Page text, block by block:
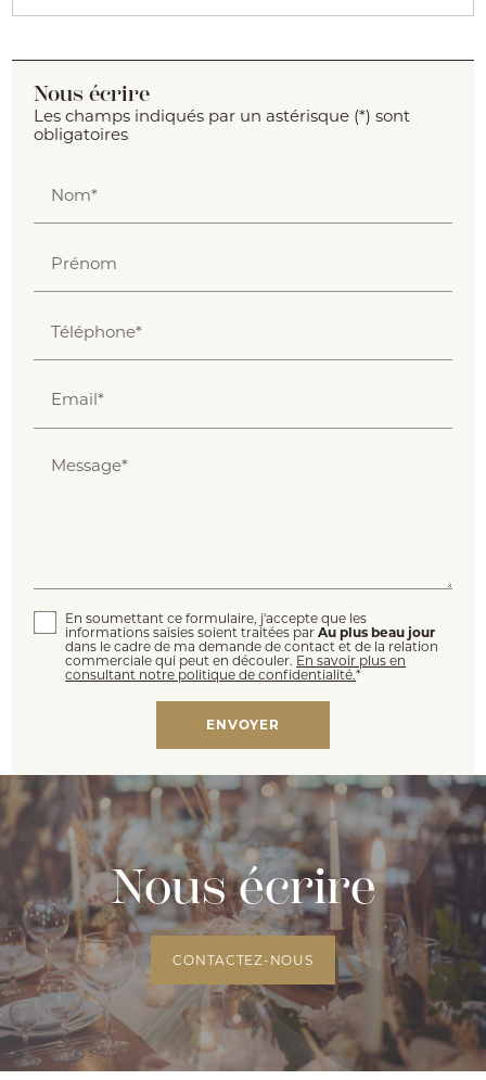
Nous écrire
Les champs indiqués par un astérisque (*) sont
obligatoires
Nom*
Prénom
Téléphone*
Email*
Message*
En soumettant ce formulaire, j'accepte que les
informations saisies soient traitées parAu plus beau jour
dans le cadre de ma demande de contact et de la relation
commerciale qui peut en découler. En savoir plus en
consultant notre politique de confidentialité.*
Nous écrire
CONTACTEZ-NOUS